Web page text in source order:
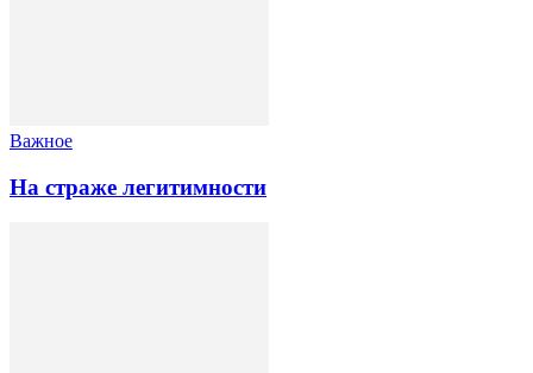
Важное
На страже легитимности